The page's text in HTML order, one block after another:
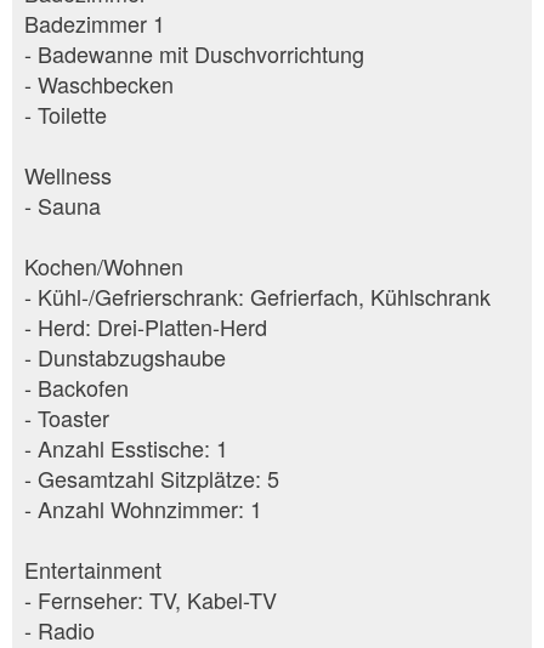
Badezimmer 1
- Badewanne mit Duschvorrichtung
- Waschbecken
- Toilette
Wellness
- Sauna
Kochen/Wohnen
- Kühl-/Gefrierschrank: Gefrierfach, Kühlschrank
- Herd: Drei-Platten-Herd
- Dunstabzugshaube
- Backofen
- Toaster
- Anzahl Esstische: 1
- Gesamtzahl Sitzplätze: 5
- Anzahl Wohnzimmer: 1
Entertainment
- Fernseher: TV, Kabel-TV
- Radio